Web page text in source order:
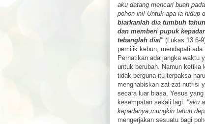
aku datang mencari buah
pohon ini! Untuk apa ia hidup
biarkanlah dia tumbuh
dan memberi pupuk
tebanglah dia!" (Lukas 13:6-
pemilik kebun, mendapati
Perhatikan ada jangka waktu
untuk berubah. Namun ketika
tidak berguna itu terpaksa
menghabiskan zat-zat nutrisi
secara luar biasa, Yesus
kesempatan sekali lagi. "aku
kepadanya,mungkin tahun
mengerjakan sesuatu bagi